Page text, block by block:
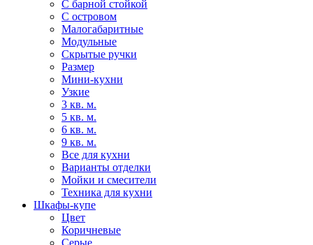
С барной стойкой
С островом
Малогабаритные
Модульные
Скрытые ручки
Размер
Мини-кухни
Узкие
3 кв. м.
5 кв. м.
6 кв. м.
9 кв. м.
Все для кухни
Варианты отделки
Мойки и смесители
Техника для кухни
Шкафы-купе
Цвет
Коричневые
Серые